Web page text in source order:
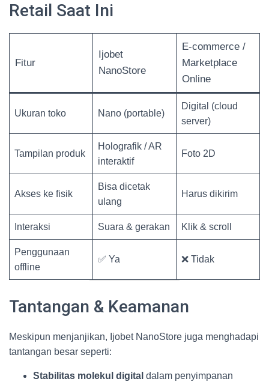
Retail Saat Ini
Fitur
Ijobet
NanoStore
E-commerce /
Marketplace
Online
Ukuran toko Nano (portable)
Digital (cloud
server)
Tampilan produk
Holografik / AR
interaktif
Foto 2D
Akses ke fisik
Bisa dicetak
ulang
Harus dikirim
Interaksi Suara & gerakan Klik & scroll
Penggunaan
offline
✅ Ya ❌ Tidak
Tantangan & Keamanan
Meskipun menjanjikan, Ijobet NanoStore juga menghadapi
tantangan besar seperti:
Stabilitas molekul digital dalam penyimpanan